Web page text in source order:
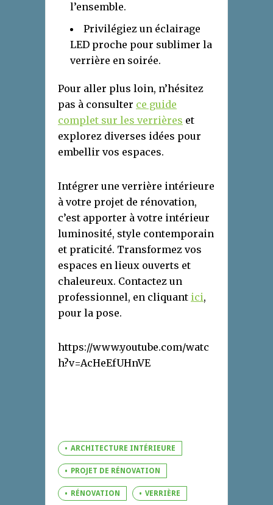
l’ensemble.
Privilégiez un éclairage
LED proche pour sublimer la
verrière en soirée.
Pour aller plus loin, n’hésitez
pas à consulter ce guide
complet sur les verrières et
explorez diverses idées pour
embellir vos espaces.
Intégrer une verrière intérieure
à votre projet de rénovation,
c’est apporter à votre intérieur
luminosité, style contemporain
et praticité. Transformez vos
espaces en lieux ouverts et
chaleureux. Contactez un
professionnel, en cliquant ici,
pour la pose.
https://www.youtube.com/watc
h?v=AcHeEfUHnVE
ARCHITECTURE INTÉRIEURE
PROJET DE RÉNOVATION
RÉNOVATION VERRIÈRE